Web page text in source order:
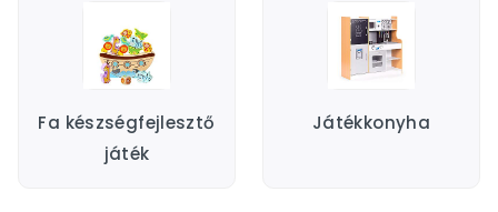
Fa készségfejlesztő
játék
Játékkonyha